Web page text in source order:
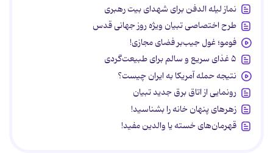
نماز لیله الدفن برای شهدای بیت رهبری
طرح اختصاصی تبیان ویژه روز جهانی قدس
فومو؛ غول جیب‌بر فضای مجازی!
۵ غذای سریع و سالم برای طبیعت‌گردی
نتیجه حمله آمریکا به ایران چیست؟
رونمایی از اتاق برق جدید تبیان
زهرهای پنهان خانه را بشناسید!
قهرمان‌های خسته یا والدین مفید!